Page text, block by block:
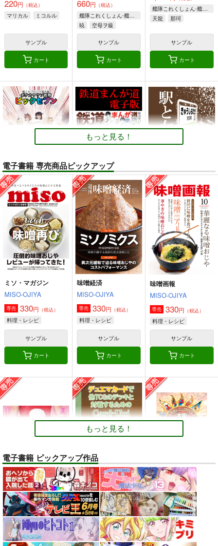
220円 （税込）
マリカル ミコルル
サンプル
カート
660円 （税込）
艦隊これくしょん-艦これ-
暁
空母ヲ級
サンプル
カート
艦隊これくしょん-艦これ-
天龍
那珂
サンプル
カート
ボクカワウソ戦隊ビッ
クセブン
Mystic Lab
660円（税込）
艦隊これくしょん-艦これ-
ボクカワウソ
長門
コロラド
サンプル
カート
鉄道まんが道 電子版
松山せいじ
110円（税込）
オリジナル
サンプル
駅と女子高生 電子版
松山せいじ
110円（税込）
オリジナル
サンプル
角と板と魔法記師9
とりからの巣
（税込）
ベル・メリオン
アシオ・グレース
ホワイトサンプル
カート
もっと見る！
電子書籍 専売商品ピックアップ
ミソ・マガジン
MISO-OJIYA
専売 330円 （税込）
料理・レシピ
サンプル
カート
味噌経済
MISO-OJIYA
専売 330円 （税込）
料理・レシピ
サンプル
カート
味噌画報
MISO-OJIYA
専売 330円 （税込）
料理・レシピ
サンプル
カート
トレスOK！体型レタ
ッチなしの『美脚とお
尻のポーズ写真集／九
条ねぎ』
お尻カンパニー
専売 2,750円（税込）
オリジナル
デュエマカードで他
TCGのデッキと対戦
するためのCard-
Uni ルールブック
ツボッシー
専売 110円（税込）
デュエル・マスターズ
【大阪関西万博
2025】 予約全コンプ
リート攻略ガイド２＆
万博旅行１日スケジュ
ール日記: EXPO 女一
人のんびりルーズ
旅 11ノンフィクショ
ン 旅行記
AUREA GOLD
専売 598円 （税込）
オリジナル ミャクミャ
クｘサーキュラー
もっと見る！
電子書籍 ピックアップ作品